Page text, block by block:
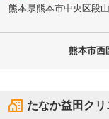
熊本県熊本市中央区段
熊本市西
たなか益田クリ